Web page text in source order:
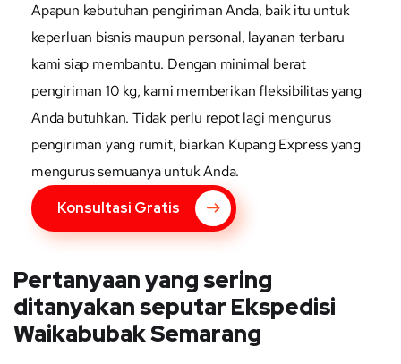
Apapun kebutuhan pengiriman Anda, baik itu untuk
keperluan bisnis maupun personal, layanan terbaru
kami siap membantu. Dengan minimal berat
pengiriman 10 kg, kami memberikan fleksibilitas yang
Anda butuhkan. Tidak perlu repot lagi mengurus
pengiriman yang rumit, biarkan Kupang Express yang
mengurus semuanya untuk Anda.
Konsultasi Gratis
Pertanyaan yang sering
ditanyakan seputar Ekspedisi
Waikabubak Semarang